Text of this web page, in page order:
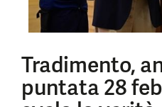
Tradimento,
puntata 28